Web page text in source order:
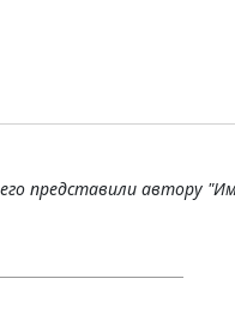
представили автору